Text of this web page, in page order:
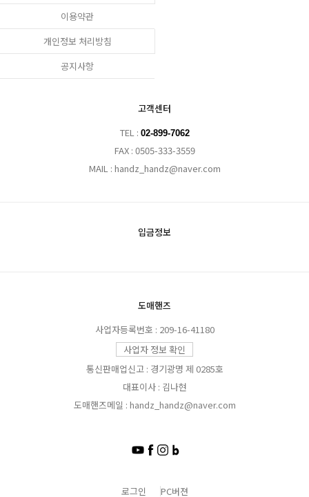
이용약관
개인정보 처리방침
공지사항
고객센터
TEL : 02-899-7062
FAX : 0505-333-3559
MAIL : handz_handz@naver.com
입금정보
도매핸즈
사업자등록번호 : 209-16-41180
사업자 정보 확인
통신판매업신고 : 경기광명 제 0285호
대표이사 : 김나현
도매핸즈메일 : handz_handz@naver.com
로그인 PC버젼